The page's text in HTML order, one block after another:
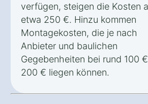
verfügen, steigen die Kosten
etwa 250 €. Hinzu kommen
Montagekosten, die je nach
Anbieter und baulichen
Gegebenheiten bei rund 100
200 € liegen können.